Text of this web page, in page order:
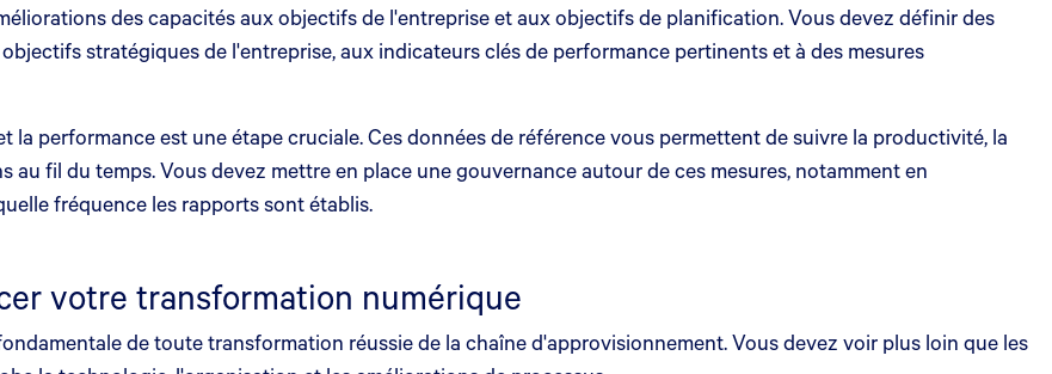
des capacités aux objectifs de l'entreprise et aux objectifs de planification. Vous devez définir des
stratégiques de l'entreprise, aux indicateurs clés de performance pertinents et à des mesures
la performance est une étape cruciale. Ces données de référence vous permettent de suivre la productivité, la
fil du temps. Vous devez mettre en place une gouvernance autour de ces mesures, notamment en
fréquence les rapports sont établis.
votre transformation numérique
de toute transformation réussie de la chaîne d'approvisionnement. Vous devez voir plus loin que les